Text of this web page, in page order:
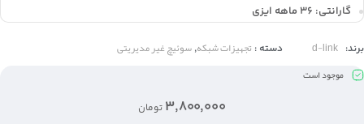
گارانتی: 36 ماهه ایزی
برند: d-link دسته : تجهیزات شبکه, سوئیچ غیر مدیریتی
موجود است
۳,۸۰۰,۰۰۰ تومان